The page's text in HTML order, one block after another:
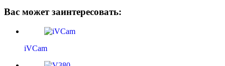
Вас может заинтересовать:
iVCam